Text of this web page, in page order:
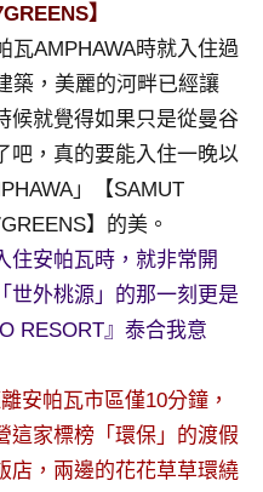
】
瓦AMPHAWA時就入住過
築，美麗的河畔已經讓
候就覺得如果只是從曼谷
吧，真的要能入住一晚以
」【SAMUT
】的美。
住安帕瓦時，就非常開
世外桃源」的那一刻更是
RESORT』泰合我意
安帕瓦市區僅10分鐘，
這家標榜「環保」的渡假
店，兩邊的花花草草環繞